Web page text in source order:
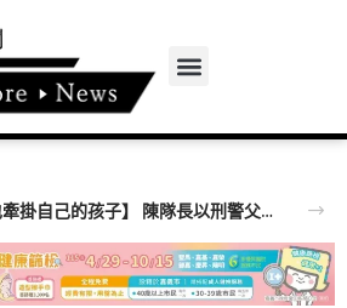
【守護別人的孩子，也牽掛自己的孩子】 陳隊長以刑警父親的體悟 向「少年隊警察爸爸」致敬！